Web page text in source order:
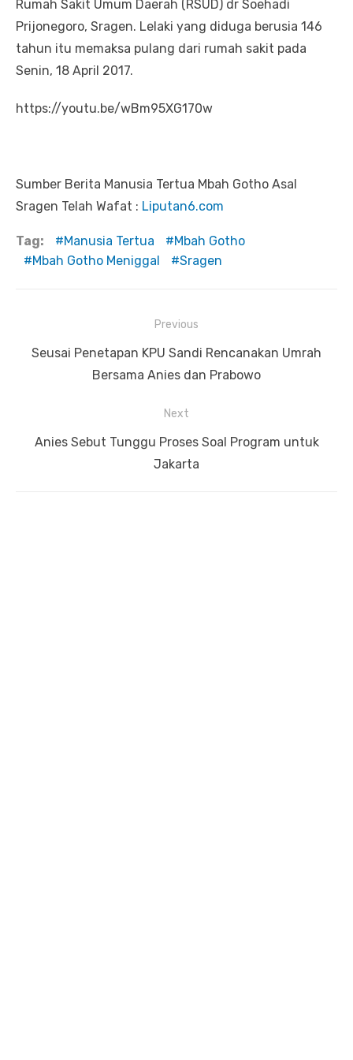
Rumah Sakit Umum Daerah (RSUD) dr Soehadi
Prijonegoro, Sragen. Lelaki yang diduga berusia 146
tahun itu memaksa pulang dari rumah sakit pada
Senin, 18 April 2017.
https://youtu.be/wBm95XG170w
Sumber Berita Manusia Tertua Mbah Gotho Asal
Sragen Telah Wafat : Liputan6.com
Tag: Manusia Tertua
Mbah Gotho
Mbah Gotho Meniggal
Sragen
pos
Previous
Previous
Seusai Penetapan KPU Sandi Rencanakan Umrah
Bersama Anies dan Prabowo
Next
Next
Anies Sebut Tunggu Proses Soal Program untuk
Jakarta